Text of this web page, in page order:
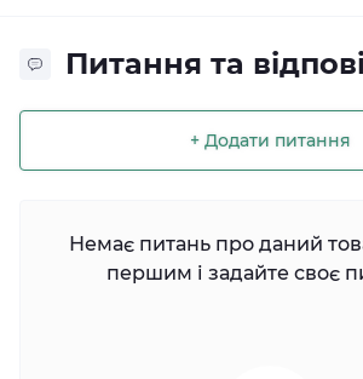
Питання та
+ Додати питання
Немає питань про даний
першим і задайте своє